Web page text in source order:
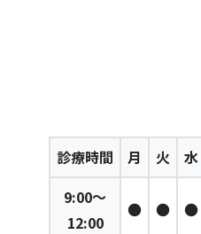
診療時間 月 火 水
9:00～
12:00
● ● ●